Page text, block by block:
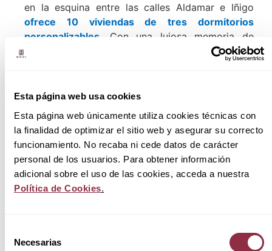
Esta página web usa cookies
Esta página web únicamente utiliza cookies técnicas con
la finalidad de optimizar el sitio web y asegurar su correcto
funcionamiento. No recaba ni cede datos de carácter
personal de los usuarios. Para obtener información
adicional sobre el uso de las cookies, acceda a nuestra
Política de Cookies.
Necesarias
en la esquina entre las calles Aldamar e Iñigo
ofrece 10 viviendas de tres dormitorios
personalizables . Con una lujosa memoria de
calidades, plazas de garaje y trasteros, los
precios comienzan en 790.000€. Las viviendas
terrazas en los pisos superiores, todas orientadas
Zabaleta Gros de Grupo ABU – Situada en el
dinámico barrio de Gros,Zabaleta Gros ofrece
22 residencias de dos, tres y cuatro
dormitorios, con precios desde 760.000€para
viviendas de dos dormitorios. Con detalles de
playa de Zurriola y ofrece la posibilidad de
personalizar cada vivienda durante el período de